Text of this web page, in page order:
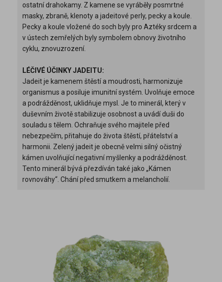
ostatní drahokamy. Z kamene se vyráběly posmrtné
masky, zbraně, klenoty a jadeitové perly, pecky a koule.
Pecky a koule vložené do soch byly pro Aztéky srdcem a
v ústech zemřelých byly symbolem obnovy životního
cyklu, znovuzrození.
LÉČIVÉ ÚČINKY JADEITU:
Jadeit je kamenem štěstí a moudrosti, harmonizuje
organismus a posiluje imunitní systém. Uvolňuje emoce
a podrážděnost, uklidňuje mysl. Je to minerál, který v
duševním životě stabilizuje osobnost a uvádí duši do
souladu s tělem. Ochraňuje svého majitele před
nebezpečím, přitahuje do života štěstí, přátelství a
harmonii. Zelený jadeit je obecně velmi silný očistný
kámen uvolňující negativní myšlenky a podrážděnost.
Tento minerál bývá přezdíván také jako „Kámen
rovnováhy“. Chání před smutkem a melancholií.